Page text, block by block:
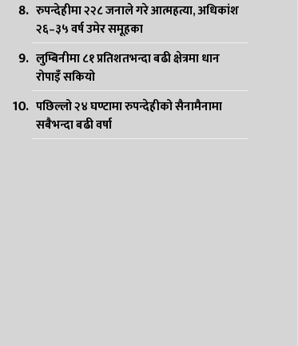
रुपन्देहीमा २२८ जनाले गरे आत्महत्या, अधिकांश
२६–३५ वर्ष उमेर समूहका
लुम्बिनीमा ८१ प्रतिशतभन्दा बढी क्षेत्रमा धान
रोपाइँ सकियो
पछिल्लो २४ घण्टामा रुपन्देहीको सैनामैनामा
सबैभन्दा बढी वर्षा